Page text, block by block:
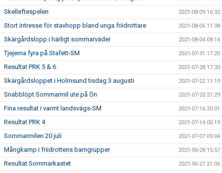
Skelleftespelen 2021-08-09 16:32
Stort intresse för stavhopp bland unga friidrottare 2021-08-06 11:38
Skärgårdslopp i härligt sommarväder 2021-08-04 08:14
Tjejerna fyra på Stafett-SM 2021-07-31 17:20
Resultat PRK 5 & 6 2021-07-28 17:30
Skärgårdsloppet i Holmsund tisdag 3 augusti 2021-07-22 11:19
Snabblöpt Sommarmil ute på Ön 2021-07-20 21:29
Fina resultat i varmt landsvägs-SM 2021-07-16 20:01
Resultat PRK 4 2021-07-14 00:19
Sommarmilen 20 juli 2021-07-07 09:04
Mångkamp i friidrottens barngrupper 2021-06-28 15:57
Resultat Sommarkastet 2021-06-27 21:06